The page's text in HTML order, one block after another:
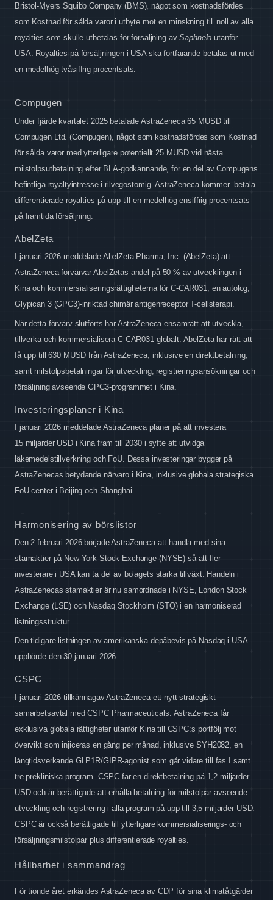
Bristol-Myers Squibb Company (BMS), något som kostnadsfördes
som Kostnad för sålda varor i utbyte mot en minskning till noll av alla
royalties som skulle utbetalas för försäljning avSaphnelo utanför
USA. Royalties på försäljningen i USA ska fortfarande betalas ut med
en medelhög tvåsiffrig procentsats.
Compugen
Under fjärde kvartalet 2025 betalade AstraZeneca 65 MUSD till
Compugen Ltd. (Compugen), något som kostnadsfördes som Kostnad
för sålda varor med ytterligare potentiellt 25 MUSD vid nästa
milstolpsutbetalning efter BLA-godkännande, för en del av Compugens
befintliga royaltyintresse i rilvegostomig. AstraZeneca kommer betala
differentierade royalties på upp till en medelhög ensiffrig procentsats
på framtida försäljning.
AbelZeta
I januari 2026 meddelade AbelZeta Pharma, Inc. (AbelZeta) att
AstraZeneca förvärvar AbelZetas andel på 50 % av utvecklingen i
Kina och kommersialiseringsrättigheterna för C-CAR031, en autolog,
Glypican 3 (GPC3)-inriktad chimär antigenreceptor T-cellsterapi.
När detta förvärv slutförts har AstraZeneca ensamrätt att utveckla,
tillverka och kommersialisera C-CAR031 globalt. AbelZeta har rätt att
få upp till 630 MUSD från AstraZeneca, inklusive en direktbetalning,
samt milstolpsbetalningar för utveckling, registreringsansökningar och
försäljning avseende GPC3-programmet i Kina.
Investeringsplaner i Kina
I januari 2026 meddelade AstraZeneca planer på att investera
15 miljarder USD i Kina fram till 2030 i syfte att utvidga
läkemedelstillverkning och FoU. Dessa investeringar bygger på
AstraZenecas betydande närvaro i Kina, inklusive globala strategiska
FoU-center i Beijing och Shanghai.
Harmonisering av börslistor
Den 2 februari 2026 började AstraZeneca att handla med sina
stamaktier på New York Stock Exchange (NYSE) så att fler
investerare i USA kan ta del av bolagets starka tillväxt. Handeln i
AstraZenecas stamaktier är nu samordnade i NYSE, London Stock
Exchange (LSE) och Nasdaq Stockholm (STO) i en harmoniserad
listningsstruktur.
Den tidigare listningen av amerikanska depåbevis på Nasdaq i USA
upphörde den 30 januari 2026.
CSPC
I januari 2026 tillkännagav AstraZeneca ett nytt strategiskt
samarbetsavtal med CSPC Pharmaceuticals. AstraZeneca får
exklusiva globala rättigheter utanför Kina till CSPC:s portfölj mot
övervikt som injiceras en gång per månad, inklusive SYH2082, en
långtidsverkande GLP1R/GIPR-agonist som går vidare till fas I samt
tre prekliniska program. CSPC får en direktbetalning på 1,2 miljarder
USD och är berättigade att erhålla betalning för milstolpar avseende
utveckling och registrering i alla program på upp till 3,5 miljarder USD.
CSPC är också berättigade till ytterligare kommersialiserings- och
försäljningsmilstolpar plus differentierade royalties.
Hållbarhet i sammandrag
För tionde året erkändes AstraZeneca av CDP för sina klimatåtgärder